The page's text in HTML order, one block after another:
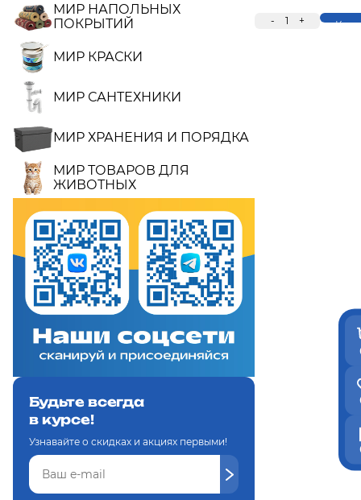
МИР НАПОЛЬНЫХ
ПОКРЫТИЙ
МИР КРАСКИ
МИР САНТЕХНИКИ
МИР ХРАНЕНИЯ И ПОРЯДКА
МИР ТОВАРОВ ДЛЯ
ЖИВОТНЫХ
Будьте всегда
в курсе!
Узнавайте о скидках и акциях первыми!
- 1 +